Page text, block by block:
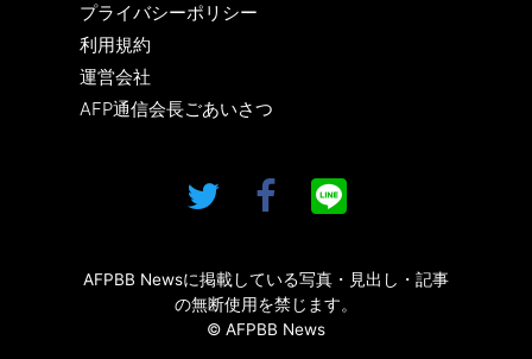
プライバシーポリシー
利用規約
運営会社
AFP通信会長ごあいさつ
AFPBB Newsに掲載している写真・見出し・記事
の無断使用を禁じます。
© AFPBB News